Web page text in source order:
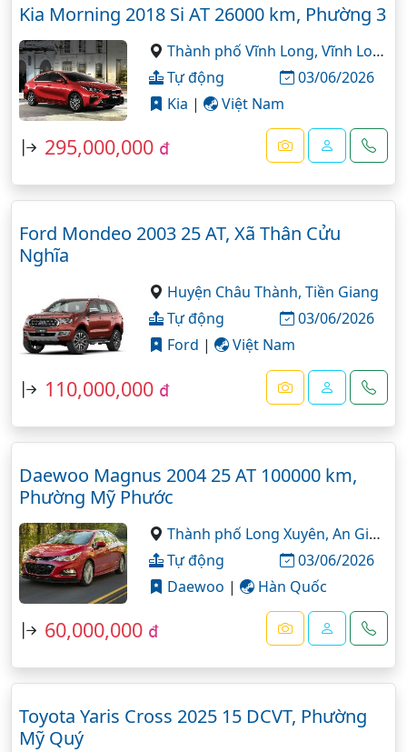
Kia Morning 2018 Si AT 26000 km, Phường 3
Thành phố Vĩnh Long,Vĩnh Long
Tự động
03/06/2026
Kia | Việt Nam
295,000,000 đ
Ford Mondeo 2003 25 AT, Xã Thân Cửu
Nghĩa
Huyện Châu Thành,Tiền Giang
Tự động
03/06/2026
Ford | Việt Nam
110,000,000 đ
Daewoo Magnus 2004 25 AT 100000 km,
Phường Mỹ Phước
Thành phố Long Xuyên,An Giang
Tự động
03/06/2026
Daewoo | Hàn Quốc
60,000,000 đ
Toyota Yaris Cross 2025 15 DCVT, Phường
Mỹ Quý